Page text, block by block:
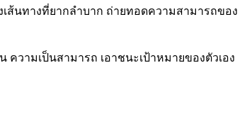
ส้นทางที่ยากลำบาก ถ่ายทอดความสามารถของ
วามเป็นสามารถ เอาชนะเป้าหมายของตัวเอง